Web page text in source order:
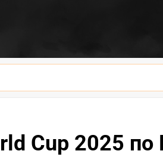
Cup 2025 по